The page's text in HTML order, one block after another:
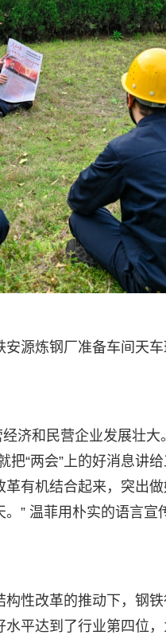
源炼钢厂准备车间天
经济和民营企业发展壮
把“两会”上的好消息讲
有机结合起来，突出
” 温菲用朴实的语言宣
性改革的推动下，钢
平达到了行业第四位